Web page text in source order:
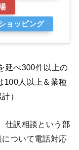
ョッピング
延べ300件以上の
100人以上＆業種
）
仕訳相談という部
ついて電話対応